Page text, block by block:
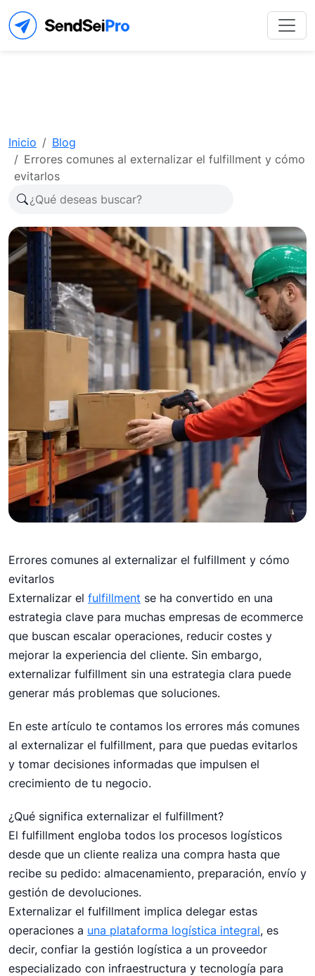
Inicio
Blog
Errores comunes al externalizar el fulfillment y cómo
evitarlos
Errores comunes al
externalizar el fulfillment
y cómo evitarlos
Externalizar el fulfillment es una estrategia
importante para empresas de ecommerce que
desean crecer, reducir costes y mejorar la
experiencia del cliente. No obstante, hacerlo sin
Fulfillment
Errores comunes al externalizar el fulfillment y cómo
evitarlos
Externalizar el fulfillment se ha convertido en una
estrategia clave para muchas empresas de ecommerce
que buscan escalar operaciones, reducir costes y
mejorar la experiencia del cliente. Sin embargo,
externalizar fulfillment sin una estrategia clara puede
generar más problemas que soluciones.
En este artículo te contamos los errores más comunes
al externalizar el fulfillment, para que puedas evitarlos
y tomar decisiones informadas que impulsen el
crecimiento de tu negocio.
¿Qué significa externalizar el fulfillment?
El fulfillment engloba todos los procesos logísticos
desde que un cliente realiza una compra hasta que
recibe su pedido: almacenamiento, preparación, envío y
gestión de devoluciones.
Externalizar el fulfillment implica delegar estas
operaciones a una plataforma logística integral, es
decir, confiar la gestión logística a un proveedor
especializado con infraestructura y tecnología para